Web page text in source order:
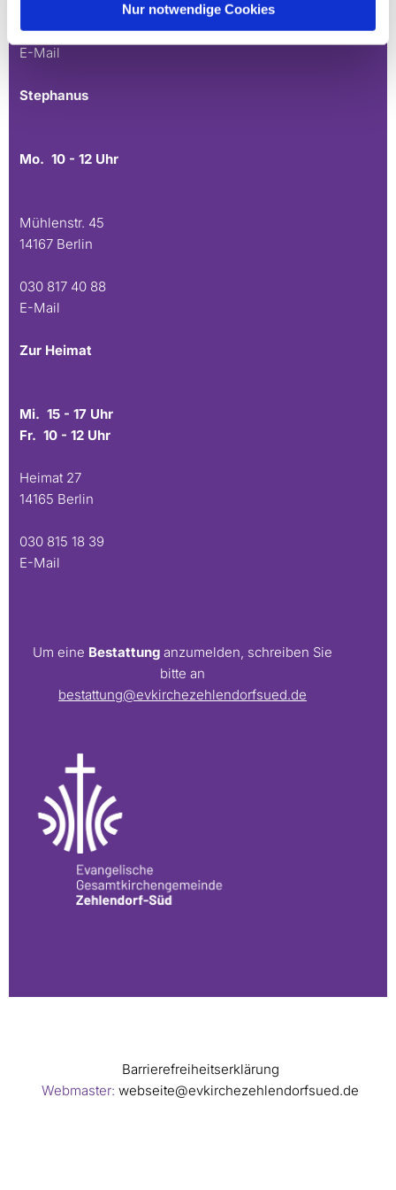
Nur notwendige Cookies
030 815 45 54
E-Mail
Stephanus
Mo. 10 - 12 Uhr
Mühlenstr. 45
14167 Berlin
030 817 40 88
E-Mail
Zur Heimat
Mi. 15 - 17 Uhr
Fr. 10 - 12 Uhr
Heimat 27
14165 Berlin
030 815 18 39
E-Mail
Um eine Bestattung anzumelden, schreiben Sie
bitte an
bestattung@evkirchezehlendorfsued.de
Barrierefreiheitserklärung
Webmaster: webseite@evkirchezehlendorfsued.de